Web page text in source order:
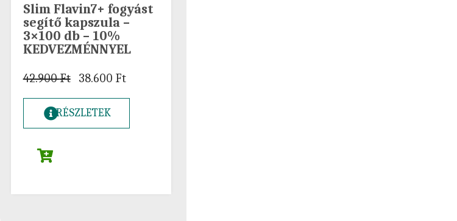
Slim Flavin7+ fogyást
segítő kapszula –
3×100 db – 10%
KEDVEZMÉNNYEL
42.900Ft 38.600 Ft
RÉSZLETEK